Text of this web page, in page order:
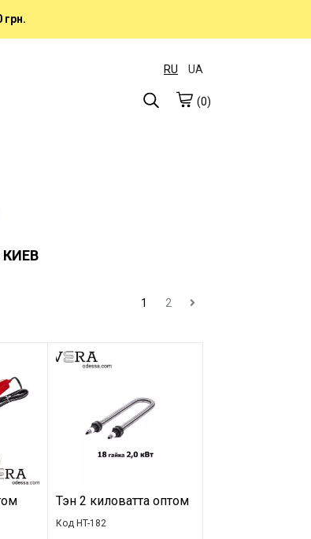
грн.
RU UA
(0)
1 2
Тэн 2 киловатта оптом
Код HT-182